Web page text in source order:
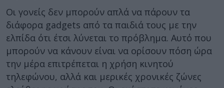
Οι γονείς δεν μπορούν απλά να πάρουν τα
διάφορα gadgets από τα παιδιά τους με την
ελπίδα ότι έτσι λύνεται το πρόβλημα. Αυτό που
μπορούν να κάνουν είναι να ορίσουν πόση ώρα
την μέρα επιτρέπεται η χρήση κινητού
τηλεφώνου, αλλά και μερικές χρονικές ζώνες